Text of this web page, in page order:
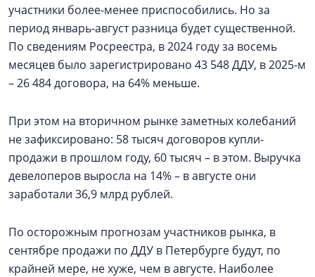
участники более-менее приспособились. Но за
период январь-август разница будет существенной.
По сведениям Росреестра, в 2024 году за восемь
месяцев было зарегистрировано 43 548 ДДУ, в 2025-м
– 26 484 договора, на 64% меньше.
При этом на вторичном рынке заметных колебаний
не зафиксировано: 58 тысяч договоров купли-
продажи в прошлом году, 60 тысяч – в этом. Выручка
девелоперов выросла на 14% – в августе они
заработали 36,9 млрд рублей.
По осторожным прогнозам участников рынка, в
сентябре продажи по ДДУ в Петербурге будут, по
крайней мере, не хуже, чем в августе. Наиболее